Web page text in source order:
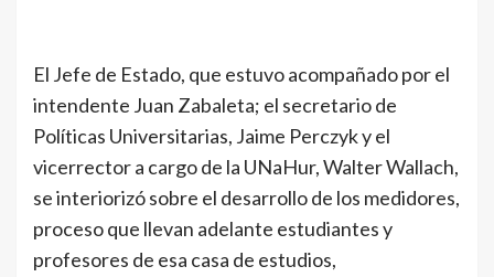
El Jefe de Estado, que estuvo acompañado por el
intendente Juan Zabaleta; el secretario de
Políticas Universitarias, Jaime Perczyk y el
vicerrector a cargo de la UNaHur, Walter Wallach,
se interiorizó sobre el desarrollo de los medidores,
proceso que llevan adelante estudiantes y
profesores de esa casa de estudios,